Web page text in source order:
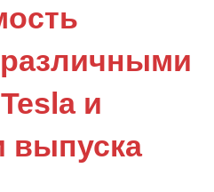
и
выпуска